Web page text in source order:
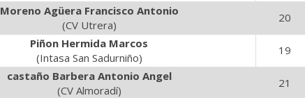
Moreno Agüera Francisco Antonio
(CV Utrera)
20
Piñon Hermida Marcos
(Intasa San Sadurniño)
19
castaño Barbera Antonio Angel
(CV Almoradí)
21